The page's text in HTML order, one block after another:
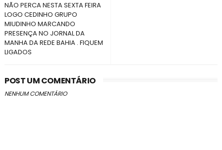
NÃO PERCA NESTA SEXTA FEIRA
LOGO CEDINHO GRUPO
MIUDINHO MARCANDO
PRESENÇA NO JORNAL DA
MANHA DA REDE BAHIA . FIQUEM
LIGADOS
POST UM COMENTÁRIO
NENHUM COMENTÁRIO